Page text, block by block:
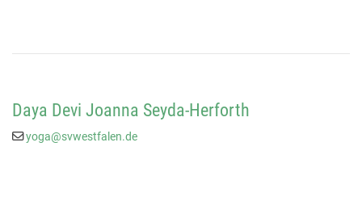
Daya Devi Joanna Seyda-Herforth
yoga@svwestfalen.de